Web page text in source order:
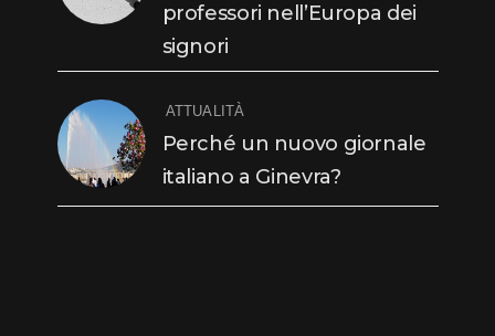
professori nell’Europa dei
signori
ATTUALITÀ
Perché un nuovo giornale
italiano a Ginevra?